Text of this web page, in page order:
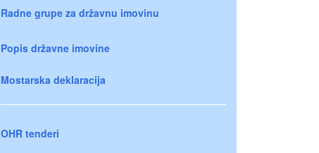
Radne grupe za državnu imovinu
Popis državne imovine
Mostarska deklaracija
OHR tenderi